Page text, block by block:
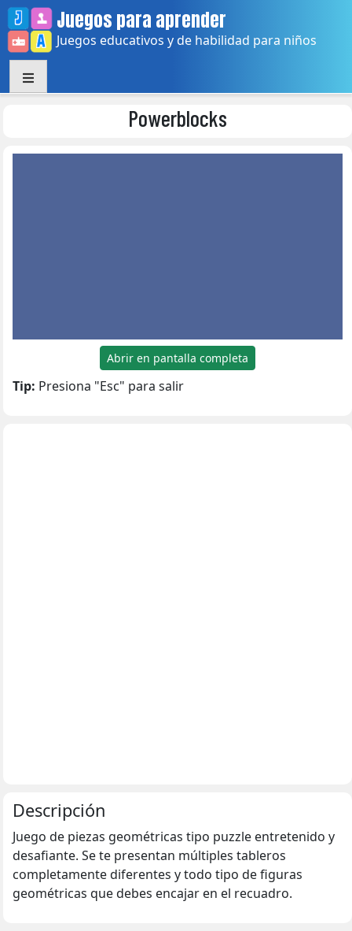
Skip
to
content
Juegos para aprender
Juegos educativos y de habilidad para niños
Powerblocks
Abrir en pantalla completa
Tip: Presiona "Esc" para salir
Descripción
Juego de piezas geométricas tipo puzzle entretenido y
desafiante. Se te presentan múltiples tableros
completamente diferentes y todo tipo de figuras
geométricas que debes encajar en el recuadro.